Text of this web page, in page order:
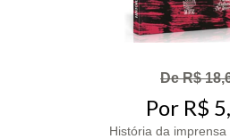
De R$
Por R$
História da imprensa